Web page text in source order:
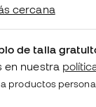
cercana
de talla
en nuestra
productos